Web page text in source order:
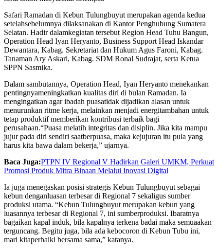
Safari Ramadan di Kebun Tulungbuyut merupakan agenda kedua
setelahsebelumnya dilaksanakan di KantorPenghubung Sumatera
Selatan. Hadirdalamkegiatan tersebut Region Head Tuhu Bangun,
Operation Head Iyan Heryanto, Business Support Head Iskandar
Dewantara, Kabag. Sekretariat dan Hukum Agus Faroni, Kabag.
Tanaman Ary Askari, Kabag. SDM Ronal Sudrajat, serta Ketua
SPPN Sasmika.
Dalam sambutannya, Operation Head, Iyan Heryanto menekankan
pentingnyameningkatkan kualitas diri di bulan Ramadan. Ia
mengingatkan agar ibadah puasatidak dijadikan alasan untuk
menurunkan ritme kerja, melainkan menjadi energitambahan untuk
tetap produktif memberikan kontribusi terbaik bagi
perusahaan.“Puasa melatih integritas dan disiplin. Jika kita mampu
jujurpada diri sendiri saatberpuasa, maka kejujuran itu pula yang
harus kita bawa dalam bekerja,” ujarnya.
Baca Juga:PTPN IV Regional V Hadirkan Galeri UMKM, Perkuat
Promosi Produk Mitra Binaan Melalui Inovasi Digital
Ia juga menegaskan posisi strategis Kebun Tulungbuyut sebagai
kebun denganluasan terbesardi Regional 7 sekaligus sumber
produksi utama. “Kebun Tulungbuyut merupakan kebun yang
luasannya terbesardi Regional 7, ini sumberproduksi. Ibaratnya
bagaikan kapal induk, bila kapalnya terkena badai maka semuaakan
terguncang. Begitu juga, bila ada kebocoron di Kebun Tubu ini,
mari kitaperbaiki bersama sama,” katanya.